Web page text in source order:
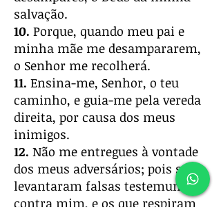
salvação.
10. Porque, quando meu pai e
minha mãe me desampararem,
o Senhor me recolherá.
11. Ensina-me, Senhor, o teu
caminho, e guia-me pela vereda
direita, por causa dos meus
inimigos.
12. Não me entregues à vontade
dos meus adversários; pois se
levantaram falsas testemunhas
contra mim, e os que respiram